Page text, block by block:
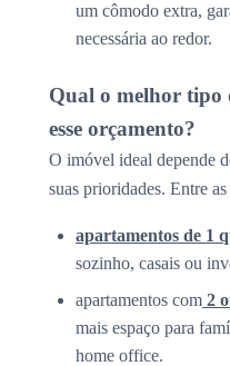
um cômodo extra,
necessária ao redor.
Qual o melhor tipo
esse orçamento?
O imóvel ideal depende
suas prioridades. Entre
apartamentos de 1
sozinho, casais ou
apartamentos com 2
mais espaço para
home office.